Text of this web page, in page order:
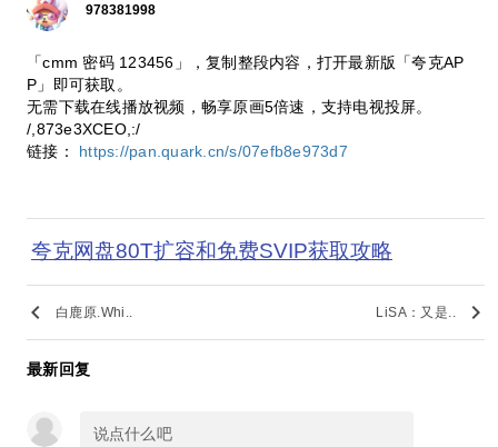
978381998
「cmm 密码 123456」，复制整段内容，打开最新版「夸克AP
P」即可获取。
无需下载在线播放视频，畅享原画5倍速，支持电视投屏。
/,873e3XCEO,:/
链接： https://pan.quark.cn/s/07efb8e973d7
夸克网盘80T扩容和免费SVIP获取攻略
keyboard_arrow_left 白鹿原.Whi.. LiSA：又是.. keyboard_arrow_right
最新回复